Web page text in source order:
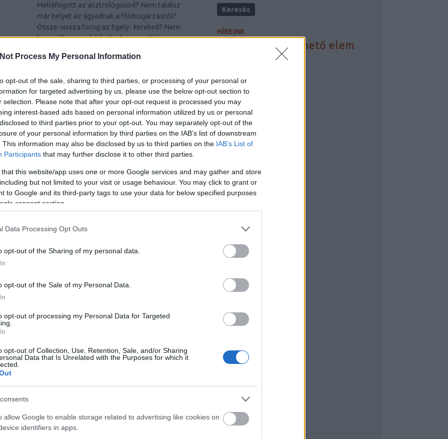
Process My Personal Information
opt-out of the sale, sharing to third parties, or processing of your personal or
for targeted advertising by us, please use the below opt-out section to
selection. Please note that after your opt-out request is processed you may
interest-based ads based on personal information utilized by us or personal
to third parties prior to your opt-out. You may separately opt-out of the
of your personal information by third parties on the IAB’s list of downstream
This information may also be disclosed by us to third parties on the IAB’s List of
Participants that may further disclose it to other third parties.
that this website/app uses one or more Google services and may gather and store
but not limited to your visit or usage behaviour. You may click to grant or
to Google and its third-party tags to use your data for below specified purposes
consent section.
Data Processing Opt Outs
opt-out of the Sharing of my personal data.
opt-out of the Sale of my Personal Data.
opt-out of processing my Personal Data for Targeted
opt-out of Collection, Use, Retention, Sale, and/or Sharing
Data that Is Unrelated with the Purposes for which it
allow Google to enable storage related to advertising like cookies on
identifiers in apps.
Melléfogott az asztrológusod? Nem találsz
már helyet az ágyadnak a földsugárzástól?
Össze-vissza forog az Egely- kereked? Nem
használt a macskádnak a homeopátiás
blog (kukac) szkeptikus.hu
UTOLSÓ KOMMENTEK
Világnézet Netes Napló:Gödel első
nemteljességi tételét illetően, viszont
bizonyítottan igaza van a bírált szerzőnek. "...
(2026.01.28. 15:08 )Örökmozgó a
tesz-vesz:@Unor: nem küldte el, mi lett a vita
vége?@pounderstibbons: 2025.05.13. 15:21
Hunokról és magyarokról a Szkeptikus Klubon
Holdon?
év, covid még mindig van, bár némileg kevésbé
tisztán!
@Kovacs Nocraft Jozsefne: Pont ez
Carnot-tétel elmél...
2023.07.29. 22:19
BLOGAJÁNLÓ
RSS 2.0
bejegyzések
HÍREINK
Nincs megjeleníthető elem
Darwin-nap
Szkeptikus linky
Szkeptikus Társaság
X-Aknák